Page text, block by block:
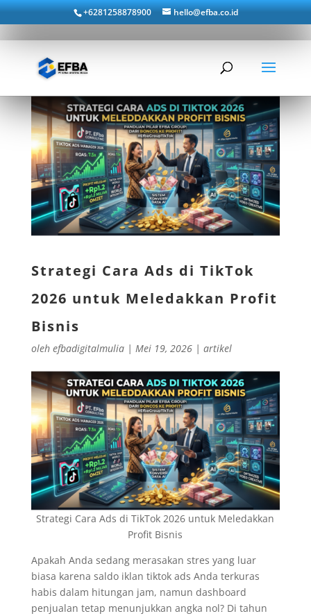
+6281258878900 hello@efba.co.id
Strategi Cara Ads di TikTok
2026 untuk Meledakkan Profit
Bisnis
oleh efbadigitalmulia| Mei 19, 2026| artikel
Strategi Cara Ads di TikTok 2026 untuk Meledakkan
Profit Bisnis
Apakah Anda sedang merasakan stres yang luar
biasa karena saldo iklan tiktok ads Anda terkuras
habis dalam hitungan jam, namun dashboard
penjualan tetap menunjukkan angka nol? Di tahun